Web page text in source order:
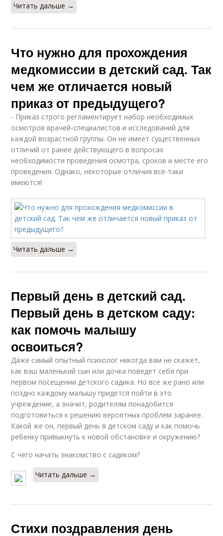
Читать дальше →
Что нужно для прохождения
медкомиссии в детский сад. Так
чем же отличается новый
приказ от предыдущего?
- Приказ строго регламентирует набор необходимых
осмотров врачей-специалистов и исследований для
каждой возрастной группы. Он не имеет существенных
отличий от ранее действующего в вопросах
необходимости проведения осмотра, сроков и месте его
проведения. Однако, некоторые отличия всё-таки
имеются!
Читать дальше →
Первый день в детский сад.
Первый день в детском саду:
как помочь малышу
освоиться?
Даже самый опытный психолог никогда вам не скажет,
как ваш маленький сын или дочка поведет себя при
первом посещении детского садика. Но все же рано или
поздно каждому малышу придется пойти в это
учреждение, а значит, родителям понадобится
подготовиться к решению вероятных проблем заранее.
Какой же он, первый день в детском саду и как помочь
ребенку привыкнуть к новой обстановке и окружению?
С чего начать знакомство с садиком?
Читать дальше →
Стихи поздравления день